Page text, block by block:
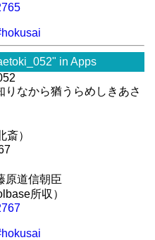
in Apps
なから猶うらめしきあさ
）
原道信朝臣
所収）